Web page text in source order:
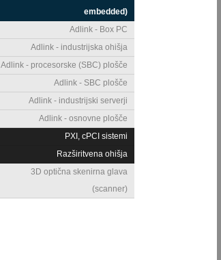
embedded)
Adlink - Box PC
Adlink - industrijska ohišja
Adlink - procesorske (SBC) plošče
Adlink - SBC plošče
Adlink - industrijski serverji
Adlink - osnovne plošče
PXI, cPCI sistemi
Razširitvena ohišja
3D optična skenirna glava
(scanner)